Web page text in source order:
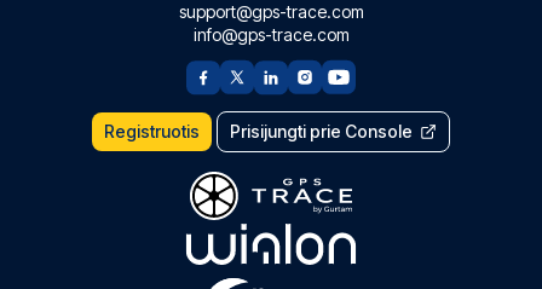
support@gps-trace.com
info@gps-trace.com
Registruotis Prisijungti prie Console